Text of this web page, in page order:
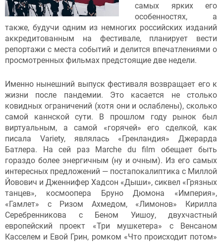
самых ярких его
особенностях, а
также, будучи одним из немногих российских изданий
аккредитованным на фестивале, планирует вести
репортажи с места событий и делится впечатлениями о
просмотренных фильмах предстоящие две недели.
Именно нынешний выпуск фестиваля возвращает его к
жизни после пандемии. Это касается не столько
ковидных ограничений (хотя они и ослаблены), сколько
самой каннской сути. В прошлом году рынок был
виртуальным, а самой «горячей» его сделкой, как
писала Variety, являлась «Гренландия» Джерарда
Батлера. На сей раз Marche du film обещает быть
гораздо более энергичным (ну и очным). Из его самых
интересных предложений — постапокалиптика с Миллой
Йовович и Дженнифер Хадсон «Дыши», сиквел «Грязных
танцев», космоопера Бруно Дюмона «Империя»,
«Гамлет» с Ризом Ахмедом, «Лимонов» Кирилла
Серебренникова с Беном Уишоу, двухчастный
европейский проект «Три мушкетера» с Венсаном
Касселем и Евой Грин, ромком «Что происходит потом»